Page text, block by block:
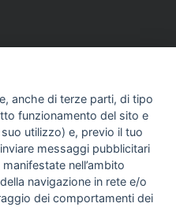
anche di terze parti, di tipo
funzionamento del sito e
utilizzo) e, previo il tuo
messaggi pubblicitari
nell’ambito
navigazione in rete e/o
dei comportamenti dei